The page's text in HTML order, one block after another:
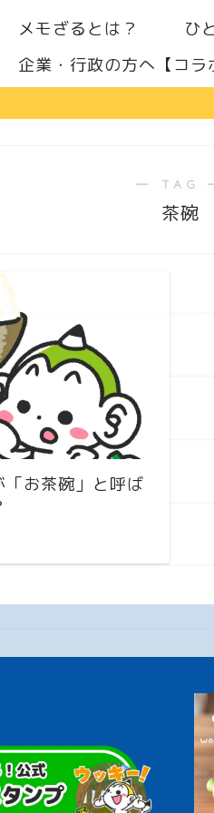
メモざるとは？ ひ
企業・行政の方へ【コラ
― TAG
茶碗
お茶碗」と呼ば